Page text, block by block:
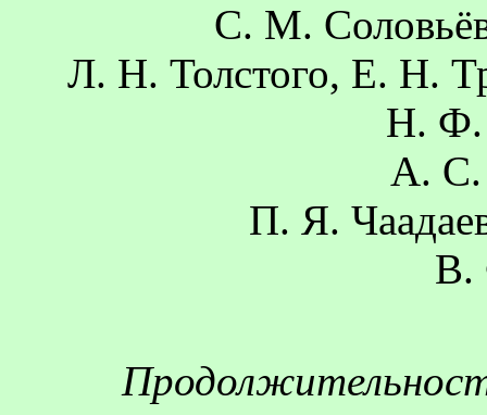
С. М.
Л. Н. Толстого, Е. Н.
Н. Ф.
А. С.
П. Я.
В.